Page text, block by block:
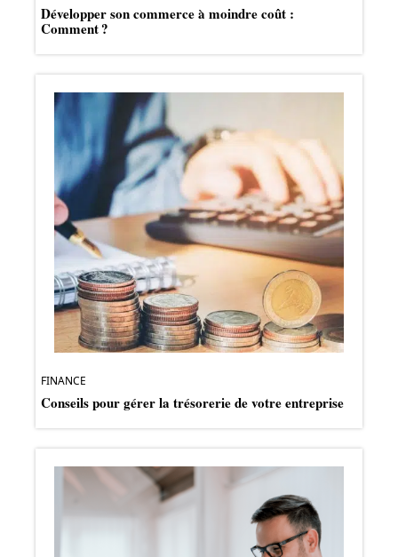
Développer son commerce à moindre coût :
Comment ?
FINANCE
Conseils pour gérer la trésorerie de votre entreprise